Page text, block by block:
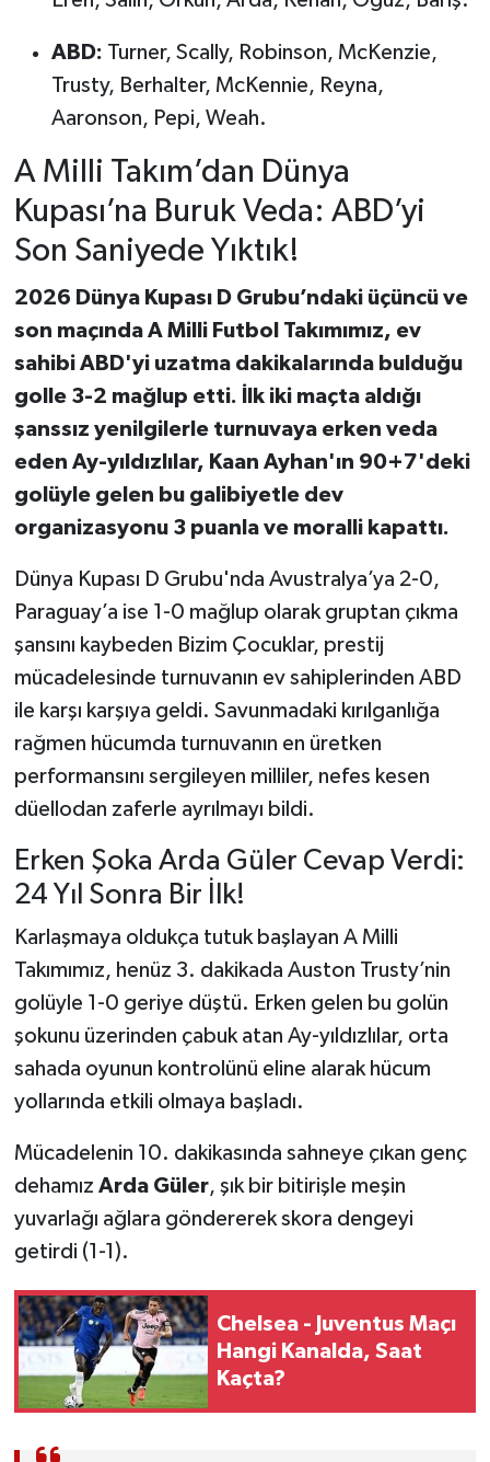
ABD: Turner, Scally, Robinson, McKenzie,
Trusty, Berhalter, McKennie, Reyna,
Aaronson, Pepi, Weah.
A Milli Takım’dan Dünya
Kupası’na Buruk Veda: ABD’yi
Son Saniyede Yıktık!
2026 Dünya Kupası D Grubu’ndaki üçüncü ve
son maçında A Milli Futbol Takımımız, ev
sahibi ABD'yi uzatma dakikalarında bulduğu
golle 3-2 mağlup etti. İlk iki maçta aldığı
şanssız yenilgilerle turnuvaya erken veda
eden Ay-yıldızlılar, Kaan Ayhan'ın 90+7'deki
golüyle gelen bu galibiyetle dev
organizasyonu 3 puanla ve moralli kapattı.
Dünya Kupası D Grubu'nda Avustralya’ya 2-0,
Paraguay’a ise 1-0 mağlup olarak gruptan çıkma
şansını kaybeden Bizim Çocuklar, prestij
mücadelesinde turnuvanın ev sahiplerinden ABD
ile karşı karşıya geldi. Savunmadaki kırılganlığa
rağmen hücumda turnuvanın en üretken
performansını sergileyen milliler, nefes kesen
düellodan zaferle ayrılmayı bildi.
Erken Şoka Arda Güler Cevap Verdi:
24 Yıl Sonra Bir İlk!
Karlaşmaya oldukça tutuk başlayan A Milli
Takımımız, henüz 3. dakikada Auston Trusty’nin
golüyle 1-0 geriye düştü. Erken gelen bu golün
şokunu üzerinden çabuk atan Ay-yıldızlılar, orta
sahada oyunun kontrolünü eline alarak hücum
yollarında etkili olmaya başladı.
Mücadelenin 10. dakikasında sahneye çıkan genç
dehamız Arda Güler, şık bir bitirişle meşin
yuvarlağı ağlara göndererek skora dengeyi
getirdi (1-1).
Chelsea - Juventus Maçı
Hangi Kanalda, Saat
Kaçta?